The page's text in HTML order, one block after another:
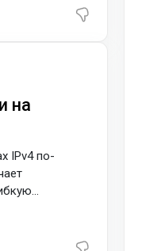
на
IPv4 по-
для работы.